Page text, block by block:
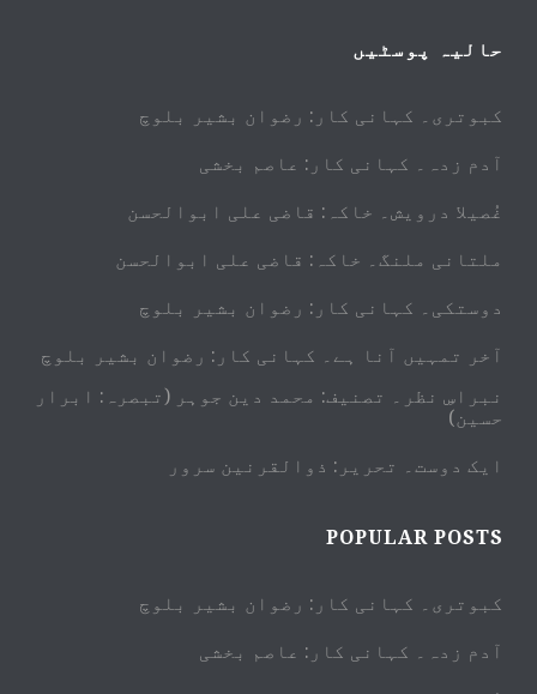
حالیہ پوسٹیں
کبوتری۔ کہانی کار: رضوان بشیر بلوچ
آدم زدہ۔ کہانی کار: عاصم بخشی
غُصیلا درویش۔ خاکہ: قاضی علی ابوالحسن
ملتانی ملنگ۔ خاکہ: قاضی علی ابوالحسن
دوستکی۔ کہانی کار: رضوان بشیر بلوچ
آخر تمہیں آنا ہے۔ کہانی کار: رضوان بشیر بلوچ
نبراسِ نظر۔ تصنیف: محمد دین جوہر (تبصرہ: ابرار
حسین)
ایک دوست۔ تحریر: ذوالقرنین سرور
POPULAR POSTS
کبوتری۔ کہانی کار: رضوان بشیر بلوچ
آدم زدہ۔ کہانی کار: عاصم بخشی